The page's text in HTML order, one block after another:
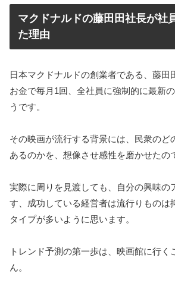
マクドナルドの藤田田社長が社
た理由
日本マクドナルドの創業者である、藤田
お金で毎月1回、全社員に強制的に最新
うです。
その映画が流行する背景には、民衆のど
あるのかを、想像させ感性を磨かせたの
実際に周りを見渡しても、自分の興味の
す、成功している経営者は流行りものは
タイプが多いように思います。
トレンド予測の第一歩は、映画館に行く
ん。